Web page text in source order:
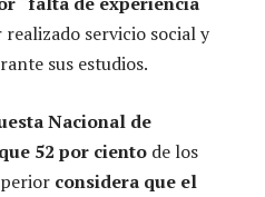
realizado servicio social y
sus estudios.
Nacional de
52 por ciento de los
considera que el